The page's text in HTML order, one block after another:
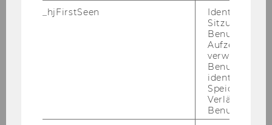
Library & Learning Center (LC) | Ebene +2
_hjFirstSeen
Identifiziert
Sitzung eines
Benutzers.
verwendet,
identifizieren.
Verlängert